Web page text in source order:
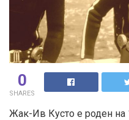
0
SHARES
Жак-Ив Кусто е роден на